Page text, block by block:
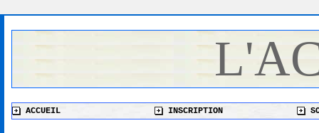
ACCUEIL INSCRIPTION